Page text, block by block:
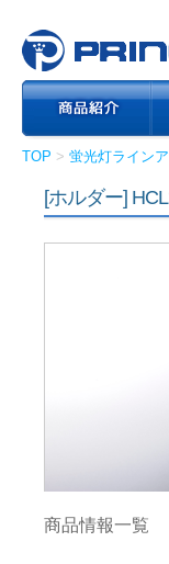
TOP > 蛍光灯ライン
[ホルダー]
商品情報一覧